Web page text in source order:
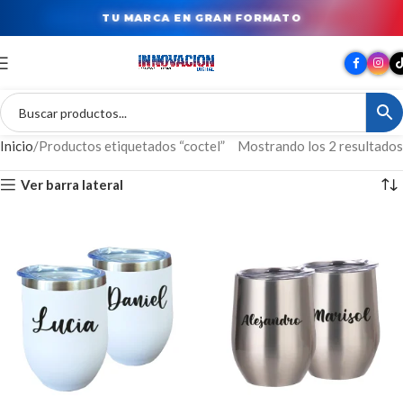
TU MARCA EN GRAN FORMATO
Inicio Productos etiquetados “coctel” Mostrando los 2 resultados
Ver barra lateral